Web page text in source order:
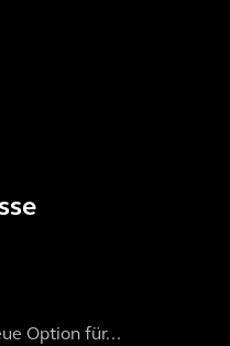
Option für...